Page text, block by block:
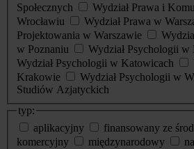
Społecznych
Wydział Prawa i
Wrocławiu
Wydział Prawa w
Projektowania w Warszawie
w Poznaniu
Wydział Psychologii w
Wydział Psychologii w Katowicach
Krakowie
Wydział Psychologii w
Studiów Azjatyckich
typ:
aplikacyjny
finansowany ze
komercyjny
międzynarodowy